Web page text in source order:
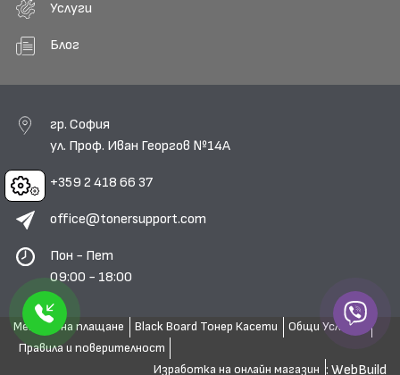
Cookies
Услуги
Блог
гр. София
ул. Проф. Иван Георгов №14А
+359 2 418 66 37
office@tonersupport.com
Пон - Пет
09:00 - 18:00
Методи на плащане Black Board Тонер Касети
Общи Условия
Правила и поверителност
Изработка на онлайн магазин : WebBuild